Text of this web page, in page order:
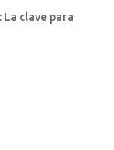
La clave para